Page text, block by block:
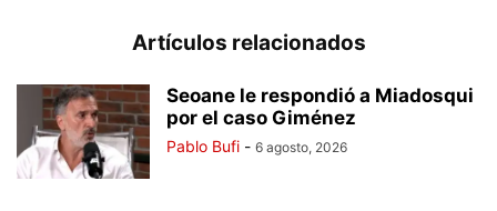
Artículos relacionados
Seoane le respondió a Miadosqui
por el caso Giménez
Pablo Bufi - 6 agosto, 2026